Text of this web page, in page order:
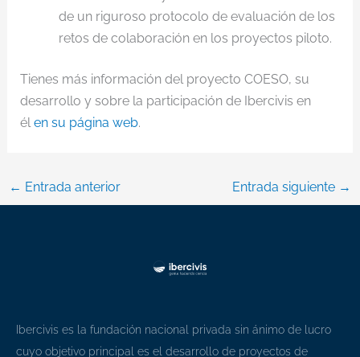
de un riguroso protocolo de evaluación de los
retos de colaboración en los proyectos piloto.
Tienes más información del proyecto COESO, su
desarrollo y sobre la participación de Ibercivis en
élen su página web.
← Entrada anterior Entrada siguiente →
Ibercivis es la fundación nacional privada sin ánimo de lucro
cuyo objetivo principal es el desarrollo de proyectos de